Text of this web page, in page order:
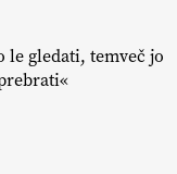
le gledati, temveč jo